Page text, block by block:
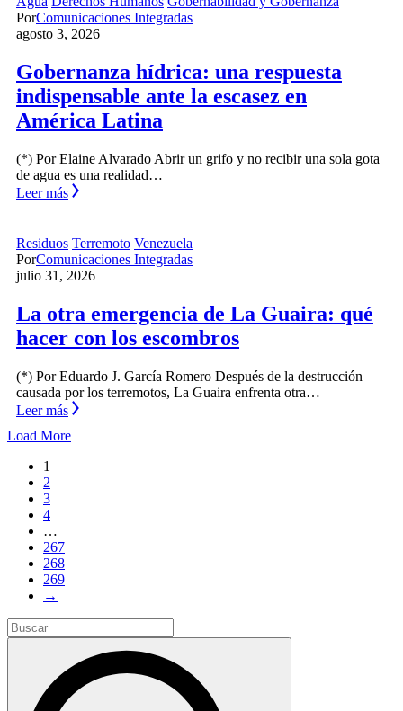
PorComunicaciones Integradas
agosto 3, 2026
Gobernanza hídrica: una respuesta
indispensable ante la escasez en
América Latina
(*) Por Elaine Alvarado Abrir un grifo y no recibir una sola gota
de agua es una realidad…
Leer más
Residuos Terremoto Venezuela
PorComunicaciones Integradas
julio 31, 2026
La otra emergencia de La Guaira: qué
hacer con los escombros
(*) Por Eduardo J. García Romero Después de la destrucción
causada por los terremotos, La Guaira enfrenta otra…
Leer más
Load More
1
2
3
4
…
267
268
269
→